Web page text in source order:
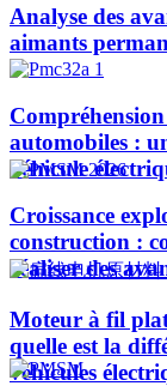
Analyse des
aimants
automobiles :
véhicule
Croissance
construction :
réaliser des
Moteur à fil
quelle est la
véhicules